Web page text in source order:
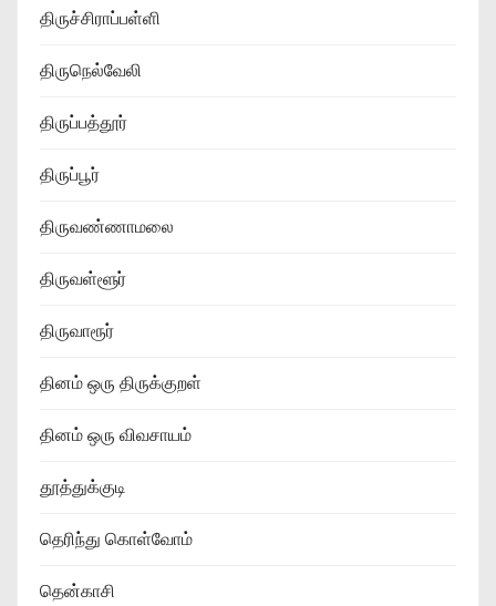
திருச்சிராப்பள்ளி
திருநெல்வேலி
திருப்பத்தூர்
திருப்பூர்
திருவண்ணாமலை
திருவள்ளூர்
திருவாரூர்
தினம் ஒரு திருக்குறள்
தினம் ஒரு விவசாயம்
தூத்துக்குடி
தெரிந்து கொள்வோம்
தென்காசி